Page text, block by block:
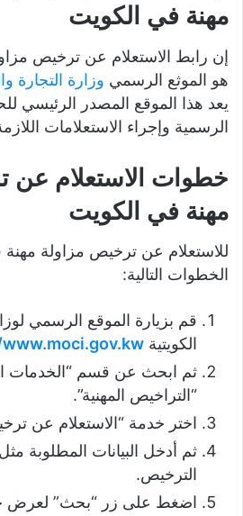
مهنة في الكويت
إن رابط الاستعلام عن ترخيص
هو الموثع الرسمي وزارة التجارة
يعد هذا الموقع المصدر الرئيسي
الرسمية وإجراء الاستعلامات
خطوات الاستعلام عن
مهنة في الكويت
للاستعلام عن ترخيص مزاولة مهنة
الخطوات التالية:
قم بزيارة الموقع الرسمي
الكويتية
ثم ابحث عن قسم “الخدمات
“التراخيص المهنية”.
اختر خدمة “الاستعلام عن
ثم أدخل البيانات المطلوبة
الترخيص.
اضغط على زر “بحث” لعرض